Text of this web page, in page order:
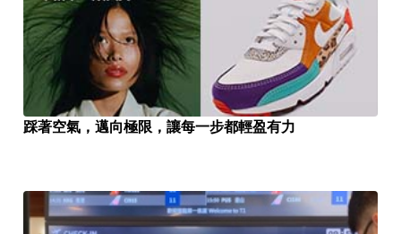
踩著空氣，邁向極限，讓每一步都輕盈有力